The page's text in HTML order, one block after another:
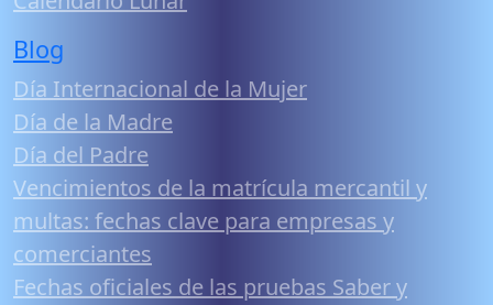
Blog
Día Internacional de la Mujer
Día de la Madre
Día del Padre
Vencimientos de la matrícula mercantil y
multas: fechas clave para empresas y
comerciantes
Fechas oficiales de las pruebas Saber y